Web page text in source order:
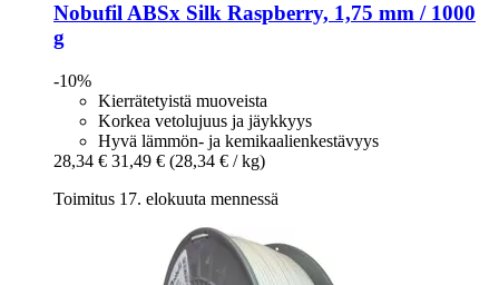
NobufilABSx Silk Raspberry, 1,75 mm / 1000
g
-10%
Kierrätetyistä muoveista
Korkea vetolujuus ja jäykkyys
Hyvä lämmön- ja kemikaalienkestävyys
28,34 € 31,49 € (28,34 € / kg)
Toimitus 17. elokuuta mennessä